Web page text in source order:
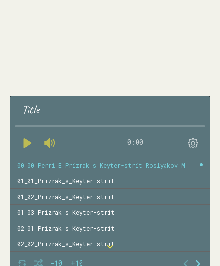
Title
0:00
-10 +10
00_00_Perri_E_Prizrak_s_Keyter-strit_Roslyakov_M
01_01_Prizrak_s_Keyter-strit
01_02_Prizrak_s_Keyter-strit
01_03_Prizrak_s_Keyter-strit
02_01_Prizrak_s_Keyter-strit
02_02_Prizrak_s_Keyter-strit
03_01_Prizrak_s_Keyter-strit